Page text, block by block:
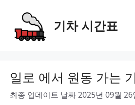
content
기차 시간표
일로 에서 원동 가는
최종 업데이트 날짜 2025년 09월 26